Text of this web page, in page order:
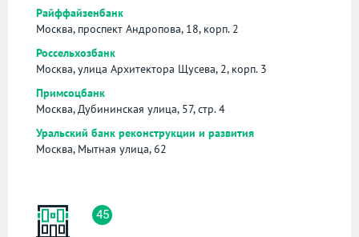
Райффайзенбанк
Москва, проспект Андропова, 18, корп. 2
Россельхозбанк
Москва, улица Архитектора Щусева, 2, корп. 3
Примсоцбанк
Москва, Дубининская улица, 57, стр. 4
Уральский банк реконструкции и развития
Москва, Мытная улица, 62
45